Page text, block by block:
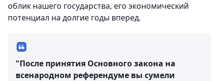
облик нашего государства, его экономический
потенциал на долгие годы вперед.
"После принятия Основного закона на
всенародном референдуме вы сумели